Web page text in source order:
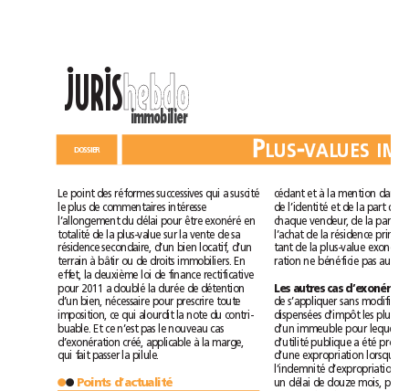
Le point des réformes successives qui a suscité
le plus de commentaires intéresse
l’allongement du délai pour être exonéré en
totalité de la plus-value sur la vente de sa
résidence secondaire, d’un bien locatif, d’un
terrain à bâtir ou de droits immobiliers. En
effet, la deuxième loi de finance rectificative
pour 2011 a doublé la durée de détention
d’un bien, nécessaire pour prescrire toute
imposition, ce qui alourdit la note du contri-
buable. Et ce n’est pas le nouveau cas
d’exonération créé, applicable à la marge,
qui fait passer la pilule.
●● Points d’actualité
JURISh
he
eb
bd
do
o
immobilier
••
P
PLL U
US
S-
-V
VA
A L
LU
U E
ES
S IIM
M
D
DO
OS
SS
SIIE
ER
R